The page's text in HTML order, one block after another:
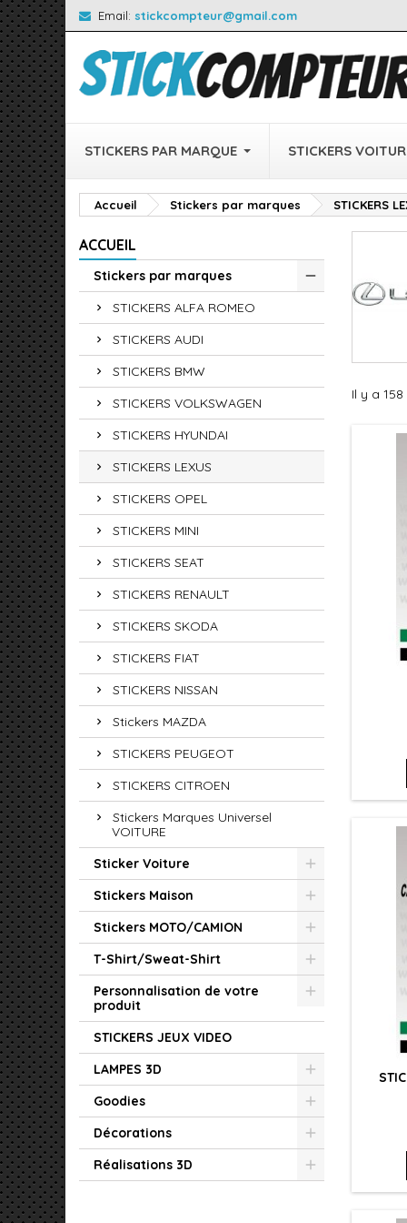
Email: stickcompteur@gmail.com
STICKERS PAR MARQUE STICKERS
Accueil Stickers par marques STICKERS
ACCUEIL
Stickers par marques
STICKERS ALFA ROMEO
STICKERS AUDI
STICKERS BMW
STICKERS VOLKSWAGEN
STICKERS HYUNDAI
STICKERS LEXUS
STICKERS OPEL
STICKERS MINI
STICKERS SEAT
STICKERS RENAULT
STICKERS SKODA
STICKERS FIAT
STICKERS NISSAN
Stickers MAZDA
STICKERS PEUGEOT
STICKERS CITROEN
Stickers Marques Universel
VOITURE
Sticker Voiture
Stickers Maison
Stickers MOTO/CAMION
T-Shirt/Sweat-Shirt
Personnalisation de votre
produit
STICKERS JEUX VIDEO
LAMPES 3D
Goodies
Décorations
Réalisations 3D
Il y a